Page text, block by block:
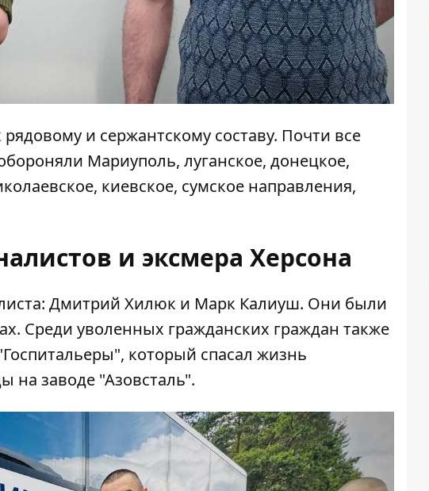
и сержантскому составу. Почти все
Мариуполь, луганское, донецкое,
киевское, сумское направления,
и эксмера Херсона
Дмитрий Хилюк и Марк Калиуш. Они были
Среди уволенных гражданских граждан также
который спасал жизнь
на заводе "Азовсталь".